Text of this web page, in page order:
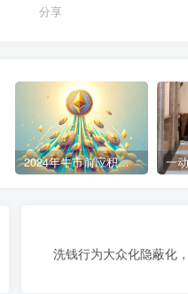
分享
2024年牛市前应积累的9种加密货币
洗钱行为大众化隐蔽化